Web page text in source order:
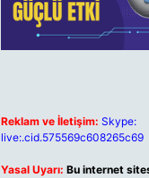
Reklam ve İletişim: Skype:
live:.cid.575569c608265c69
Yasal Uyarı: Bu internet